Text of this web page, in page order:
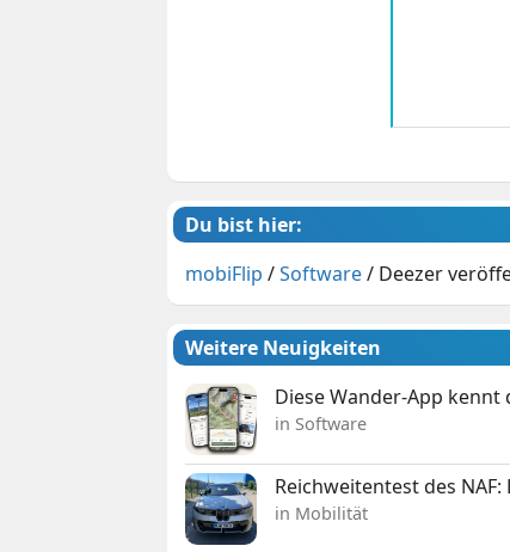
Du bist hier:
mobiFlip /Software/ Deezer
Weitere Neuigkeiten
Diese Wander-App
in Software
Reichweitentest des
in Mobilität